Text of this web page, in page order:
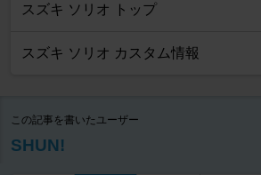
スズキ ソリオ トップ
スズキ ソリオ カスタム情報
この記事を書いたユーザー
SHUN!